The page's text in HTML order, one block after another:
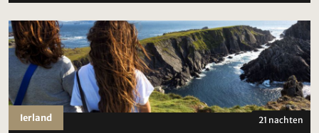
21 nachten
Ierland